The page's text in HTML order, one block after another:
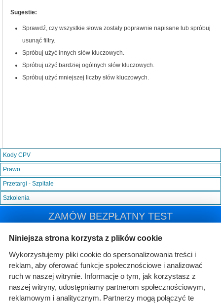
Sugestie:
Sprawdź, czy wszystkie słowa zostały poprawnie napisane lub spróbuj
usunąć filtry.
Spróbuj użyć innych słów kluczowych.
Spróbuj użyć bardziej ogólnych słów kluczowych.
Spróbuj użyć mniejszej liczby słów kluczowych.
Kody CPV
Prawo
Przetargi - Szpitale
Szkolenia
ZAMÓW BEZPŁATNY TEST
Niniejsza strona korzysta z plików cookie
Wykorzystujemy pliki cookie do spersonalizowania treści i
reklam, aby oferować funkcje społecznościowe i analizować
ruch w naszej witrynie. Informacje o tym, jak korzystasz z
naszej witryny, udostępniamy partnerom społecznościowym,
reklamowym i analitycznym. Partnerzy mogą połączyć te